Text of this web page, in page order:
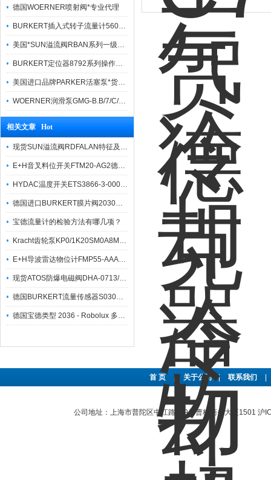
德国WOERNER喷射阀*专业代理
BURKERT插入式转子流量计560860货真价实
美国*SUN溢流阀RBAN系列一级代理
BURKERT定位器8792系列操作方法简便
美国进口品牌PARKER活塞泵*货期快捷
WOERNER润滑泵GMG-B.B/7/C/0/G/0/08报价快
相关文章 Hot
现货SUN溢流阀RDFALAN特征及技术参数
E+H音叉料位开关FTM20-AG2德国销售
HYDAC温度开关ETS3866-3-000-000参数详细
德国进口BURKERT膜片阀2030系列技术参数
宝德流量计的检验方法有哪几项？
Kracht齿轮泵KP0/1K20SM0A8ML1具体描述
E+H导波雷达物位计FMP55-AAACCANACFK+AK*
现货ATOS防爆电磁阀DHA-0713/M/7 24DC工作原理
德国BURKERT流量传感器S030系列产品概述
德国宝德类型 2036 - Robolux 多通路多接口隔膜阀
首 页 | 关于公司 | 联系我们
公司地址：上海市普陀区中江路889号曹杨商务大厦1501 沪